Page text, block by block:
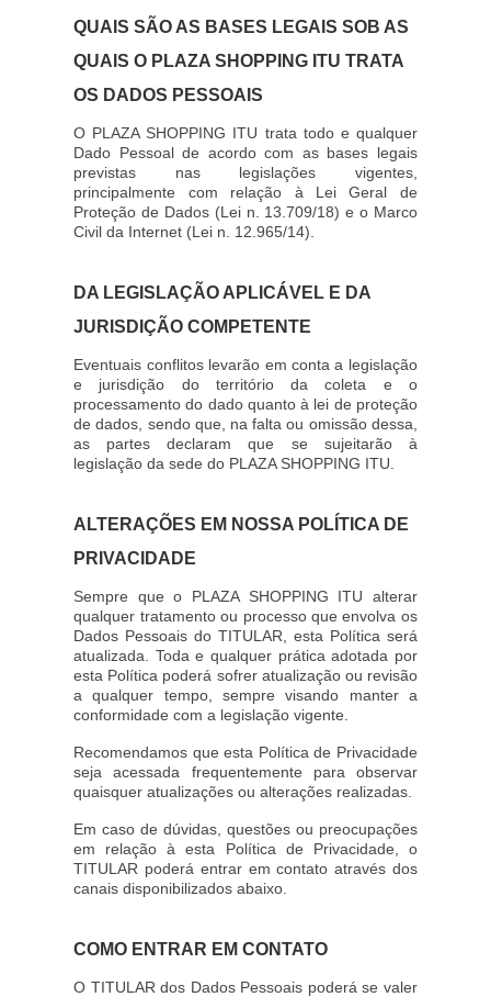
QUAIS SÃO AS BASES LEGAIS SOB AS
QUAIS O PLAZA SHOPPING ITU TRATA
OS DADOS PESSOAIS
O PLAZA SHOPPING ITU trata todo e qualquer
Dado Pessoal de acordo com as bases legais
previstas nas legislações vigentes,
principalmente com relação à Lei Geral de
Proteção de Dados (Lei n. 13.709/18) e o Marco
Civil da Internet (Lei n. 12.965/14).
DA LEGISLAÇÃO APLICÁVEL E DA
JURISDIÇÃO COMPETENTE
Eventuais conflitos levarão em conta a legislação
e jurisdição do território da coleta e o
processamento do dado quanto à lei de proteção
de dados, sendo que, na falta ou omissão dessa,
as partes declaram que se sujeitarão à
legislação da sede do PLAZA SHOPPING ITU.
ALTERAÇÕES EM NOSSA POLÍTICA DE
PRIVACIDADE
Sempre que o PLAZA SHOPPING ITU alterar
qualquer tratamento ou processo que envolva os
Dados Pessoais do TITULAR, esta Política será
atualizada. Toda e qualquer prática adotada por
esta Política poderá sofrer atualização ou revisão
a qualquer tempo, sempre visando manter a
conformidade com a legislação vigente.
Recomendamos que esta Política de Privacidade
seja acessada frequentemente para observar
quaisquer atualizações ou alterações realizadas.
Em caso de dúvidas, questões ou preocupações
em relação à esta Política de Privacidade, o
TITULAR poderá entrar em contato através dos
canais disponibilizados abaixo.
COMO ENTRAR EM CONTATO
O TITULAR dos Dados Pessoais poderá se valer